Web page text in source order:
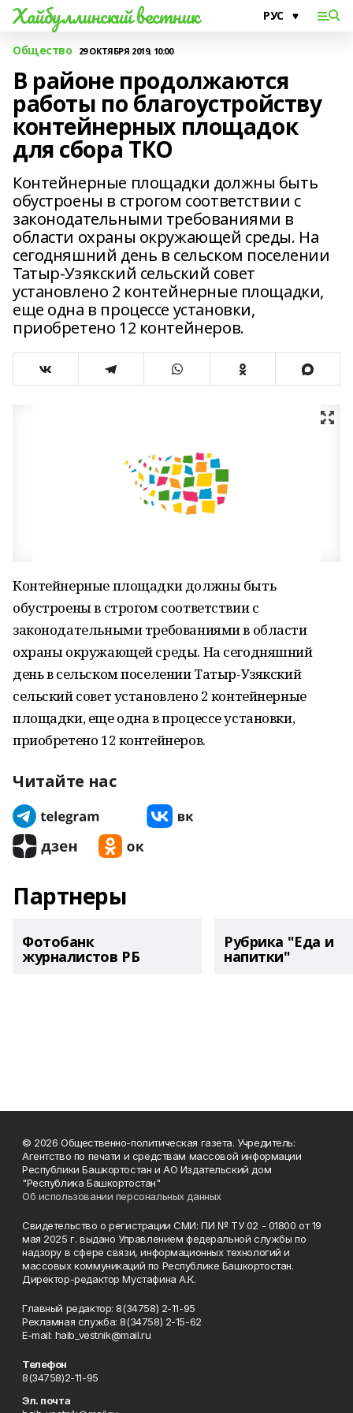
Хайбуллинский вестник
Общество 29 ОКТЯБРЯ 2019, 10:00
В районе продолжаются
работы по благоустройству
контейнерных площадок
для сбора ТКО
Контейнерные площадки должны быть
обустроены в строгом соответствии с
законодательными требованиями в
области охраны окружающей среды. На
сегодняшний день в сельском поселении
Татыр-Узякский сельский совет
установлено 2 контейнерные площадки,
еще одна в процессе установки,
приобретено 12 контейнеров.
Контейнерные площадки должны быть
обустроены в строгом соответствии с
законодательными требованиями в области
охраны окружающей среды. На сегодняшний
день в сельском поселении Татыр-Узякский
сельский совет установлено 2 контейнерные
площадки, еще одна в процессе установки,
приобретено 12 контейнеров.
Читайте нас
Партнеры
Фотобанк
журналистов РБ
Рубрика "Еда и
напитки"
© 2026 Общественно-политическая газета. Учредитель:
Агентство по печати и средствам массовой информации
Республики Башкортостан и АО Издательский дом
"Республика Башкортостан"
Об использовании персональных данных
Свидетельство о регистрации СМИ: ПИ № ТУ 02 - 01800 от 19
мая 2025 г. выдано Управлением федеральной службы по
надзору в сфере связи, информационных технологий и
массовых коммуникаций по Республике Башкортостан.
Директор-редактор Мустафина А.К.
Главный редактор: 8(34758) 2-11-95
Рекламная служба: 8(34758) 2-15-62
Е-mаil: haib_vestnik@mail.ru
Телефон
8(34758)2-11-95
Эл. почта